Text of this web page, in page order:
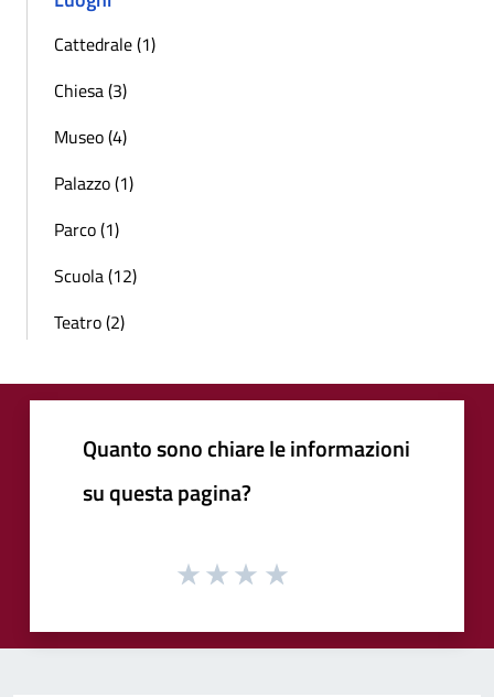
Cattedrale (1)
Chiesa (3)
Museo (4)
Palazzo (1)
Parco (1)
Scuola (12)
Teatro (2)
Quanto sono chiare le informazioni
su questa pagina?